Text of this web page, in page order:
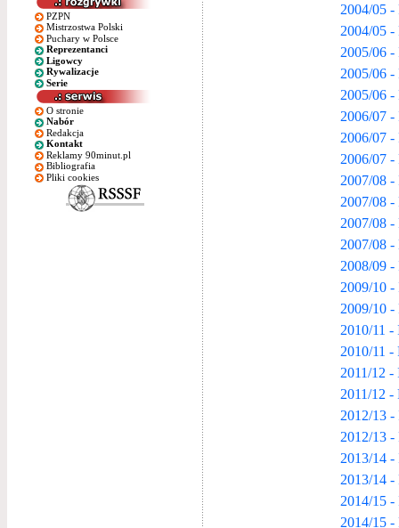
PZPN
Mistrzostwa Polski
Puchary w Polsce
Reprezentanci
Ligowcy
Rywalizacje
Serie
O stronie
Nabór
Redakcja
Kontakt
Reklamy 90minut.pl
Bibliografia
Pliki cookies
2004/05 -
2004/05 -
2005/06 -
2005/06 -
2005/06 -
2006/07 -
2006/07 -
2006/07 -
2007/08 -
2007/08 -
2007/08 -
2007/08 -
2008/09 -
2009/10 -
2009/10 -
2010/11 -
2010/11 -
2011/12 -
2011/12 -
2012/13 -
2012/13 -
2013/14 -
2013/14 -
2014/15 -
2014/15 -